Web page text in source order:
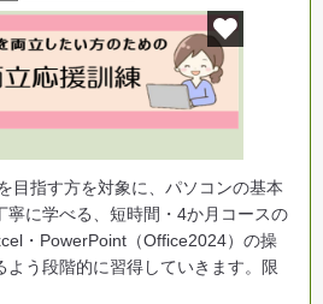
目指す方を対象に、パソコンの基本
寧に学べる、短時間・4か月コースの
・PowerPoint（Office2024）の操
よう段階的に習得していきます。限